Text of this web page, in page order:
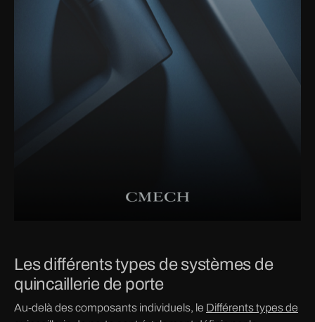
Les différents types de systèmes de
quincaillerie de porte
Au-delà des composants individuels, le Différents types de